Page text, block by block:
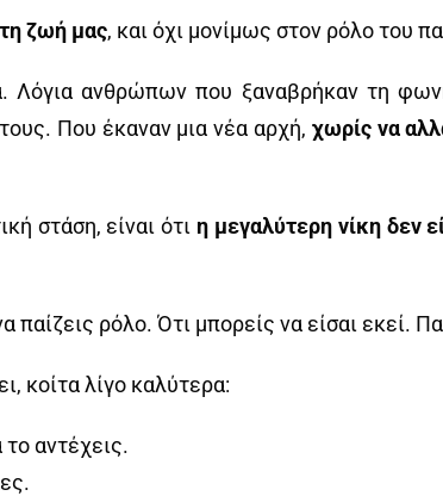
ζωή μας, και όχι μονίμως στον ρόλο του
Λόγια ανθρώπων που ξαναβρήκαν τη
Που έκαναν μια νέα αρχή, χωρίς να
στάση, είναι ότι η μεγαλύτερη νίκη δεν
παίζεις ρόλο. Ότι μπορείς να είσαι εκεί.
κοίτα λίγο καλύτερα:
αντέχεις.